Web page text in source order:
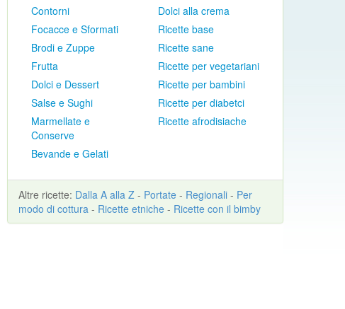
Contorni
Focacce e Sformati
Brodi e Zuppe
Frutta
Dolci e Dessert
Salse e Sughi
Marmellate e
Conserve
Bevande e Gelati
Dolci alla crema
Ricette base
Ricette sane
Ricette per vegetariani
Ricette per bambini
Ricette per diabetci
Ricette afrodisiache
Altre ricette: Dalla A alla Z - Portate - Regionali - Per
modo di cottura - Ricette etniche - Ricette con il bimby